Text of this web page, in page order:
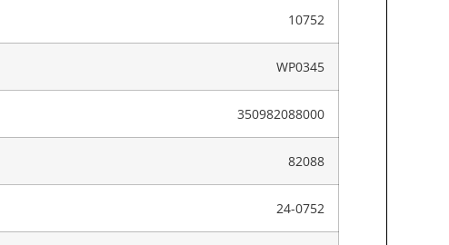
10752
WP0345
350982088000
82088
24-0752